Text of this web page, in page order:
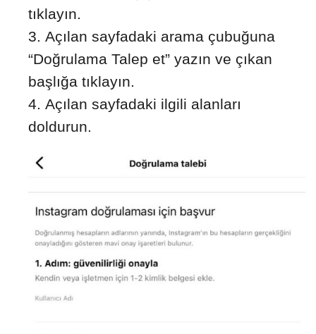
tıklayın.
Açılan sayfadaki arama çubuğuna
“Doğrulama Talep et” yazın ve çıkan
başlığa tıklayın.
Açılan sayfadaki ilgili alanları
doldurun.